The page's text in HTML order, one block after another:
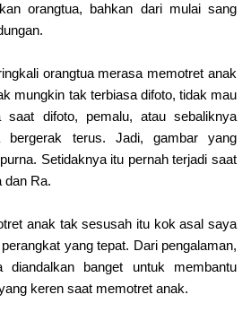
orangtua, bahkan dari mulai sang
orangtua merasa memotret anak
mungkin tak terbiasa difoto, tidak mau
saat difoto, pemalu, atau sebaliknya
bergerak terus. Jadi, gambar yang
Setidaknya itu pernah terjadi saat
dan Ra.
anak tak sesusah itu kok asal saya
yang tepat. Dari pengalaman,
banget untuk membantu
keren saat memotret anak.